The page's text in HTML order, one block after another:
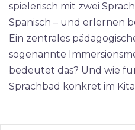
spielerisch mit zwei
Spanisch – und erlernen
Ein zentrales
sogenannte
bedeutet das? Und wie
Sprachbad konkret im